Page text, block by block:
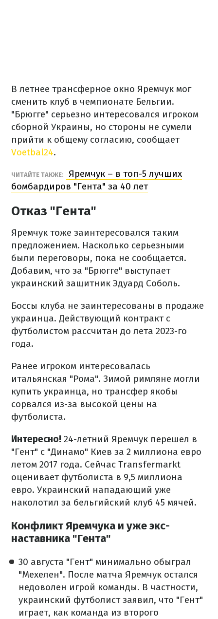
В летнее трансферное окно Яремчук мог
сменить клуб в чемпионате Бельгии.
"Брюгге" серьезно интересовался игроком
сборной Украины, но стороны не сумели
прийти к общему согласию, сообщает
Voetbal24.
ЧИТАЙТЕ ТАКЖЕ:
Яремчук – в топ-5 лучших
бомбардиров "Гента" за 40 лет
Отказ "Гента"
Яремчук тоже заинтересовался таким
предложением. Насколько серьезными
были переговоры, пока не сообщается.
Добавим, что за "Брюгге" выступает
украинский защитник Эдуард Соболь.
Боссы клуба не заинтересованы в продаже
украинца. Действующий контракт с
футболистом рассчитан до лета 2023-го
года.
Ранее игроком интересовалась
итальянская "Рома". Зимой римляне могли
купить украинца, но трансфер якобы
сорвался из-за высокой цены на
футболиста.
Интересно! 24-летний Яремчук перешел в
"Гент" с "Динамо" Киев за 2 миллиона евро
летом 2017 года. Сейчас Тransfermarkt
оценивает футболиста в 9,5 миллиона
евро. Украинский нападающий уже
наколотил за бельгийский клуб 45 мячей.
Конфликт Яремчука и уже экс-
наставника "Гента"
30 августа "Гент" минимально обыграл
"Мехелен". После матча Яремчук остался
недоволен игрой команды. В частности,
украинский футболист заявил, что "Гент"
играет, как команда из второго